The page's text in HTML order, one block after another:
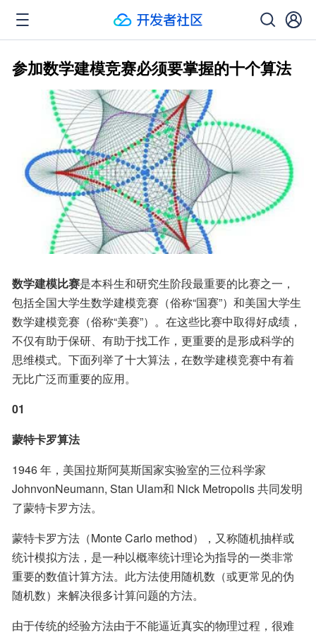
参加数学建模竞赛必须要掌握的十个算法
数学建模比赛是本科生和研究生阶段最重要的比赛之一，
包括全国大学生数学建模竞赛（俗称“国赛”）和美国大学生
数学建模竞赛（俗称“美赛”）。在这些比赛中取得好成绩，
不仅有助于保研、有助于找工作，更重要的是形成科学的
思维模式。下面列举了十大算法，在数学建模竞赛中有着
无比广泛而重要的应用。
01
蒙特卡罗算法
1946 年，美国拉斯阿莫斯国家实验室的三位科学家
JohnvonNeumann, Stan Ulam和 Nick Metropolis 共同发明
了蒙特卡罗方法。
蒙特卡罗方法（Monte Carlo method），又称随机抽样或
统计模拟方法，是一种以概率统计理论为指导的一类非常
重要的数值计算方法。此方法使用随机数（或更常见的伪
随机数）来解决很多计算问题的方法。
由于传统的经验方法由于不能逼近真实的物理过程，很难